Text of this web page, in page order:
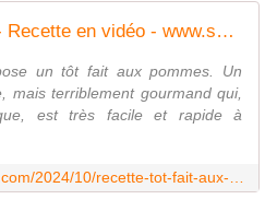
Tôt fait aux pommes - Recette en vidéo - www.sucreetepices.com
un tôt fait aux pommes. Un
mais terriblement gourmand qui,
est très facile et rapide à